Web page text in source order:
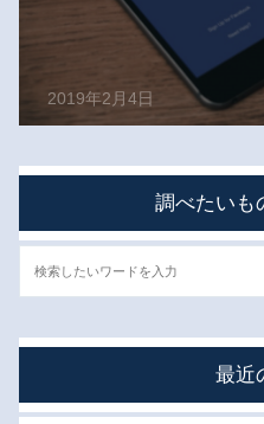
2019年2月4日
調べたいも
最近